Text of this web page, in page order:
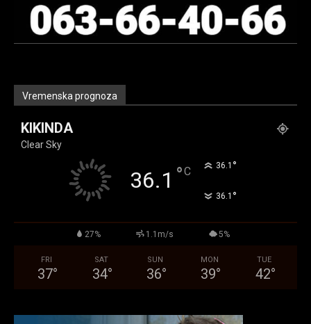
Vremenska prognoza
KIKINDA
Clear Sky
36.1 °C 36.1 °
36.1 °
27% 1.1m/s 5%
FRI
37°
SAT
34°
SUN
36°
MON
39°
TUE
42°